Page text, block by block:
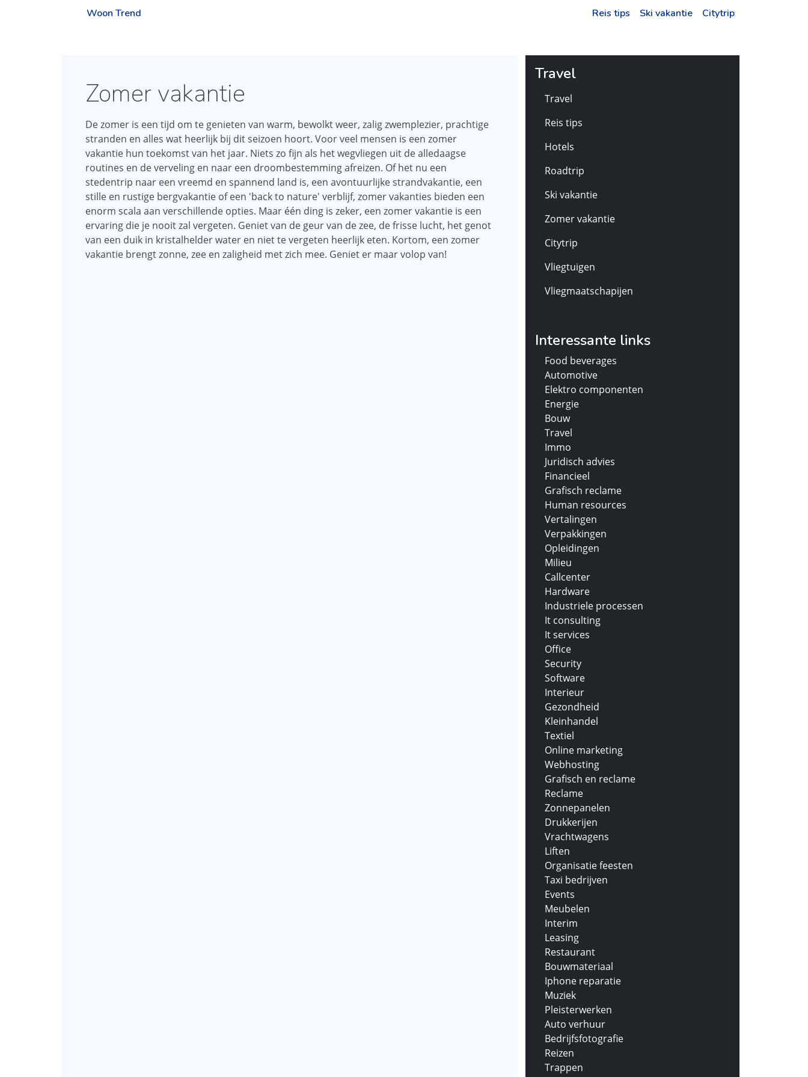
Woon Trend Reis tips Ski vakantie Citytrip
Zomer vakantie
De zomer is een tijd om te genieten van warm, bewolkt weer, zalig zwemplezier, prachtige
stranden en alles wat heerlijk bij dit seizoen hoort. Voor veel mensen is een zomer
vakantie hun toekomst van het jaar. Niets zo fijn als het wegvliegen uit de alledaagse
routines en de verveling en naar een droombestemming afreizen. Of het nu een
stedentrip naar een vreemd en spannend land is, een avontuurlijke strandvakantie, een
stille en rustige bergvakantie of een 'back to nature' verblijf, zomer vakanties bieden een
enorm scala aan verschillende opties. Maar één ding is zeker, een zomer vakantie is een
ervaring die je nooit zal vergeten. Geniet van de geur van de zee, de frisse lucht, het genot
van een duik in kristalhelder water en niet te vergeten heerlijk eten. Kortom, een zomer
vakantie brengt zonne, zee en zaligheid met zich mee. Geniet er maar volop van!
Travel
Travel
Reis tips
Hotels
Roadtrip
Ski vakantie
Zomer vakantie
Citytrip
Vliegtuigen
Vliegmaatschapijen
Interessante links
Food beverages
Automotive
Elektro componenten
Energie
Bouw
Travel
Immo
Juridisch advies
Financieel
Grafisch reclame
Human resources
Vertalingen
Verpakkingen
Opleidingen
Milieu
Callcenter
Hardware
Industriele processen
It consulting
It services
Office
Security
Software
Interieur
Gezondheid
Kleinhandel
Textiel
Online marketing
Webhosting
Grafisch en reclame
Reclame
Zonnepanelen
Drukkerijen
Vrachtwagens
Liften
Organisatie feesten
Taxi bedrijven
Events
Meubelen
Interim
Leasing
Restaurant
Bouwmateriaal
Iphone reparatie
Muziek
Pleisterwerken
Auto verhuur
Bedrijfsfotografie
Reizen
Trappen